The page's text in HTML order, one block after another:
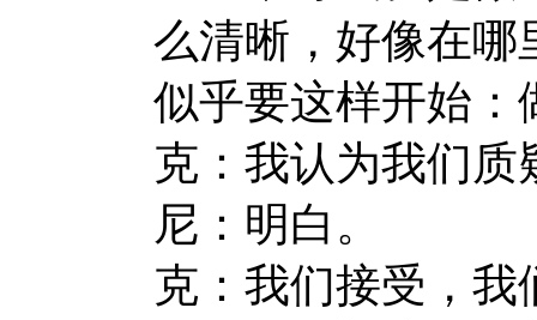
么清晰，好像在哪
似乎要这样开始：
克：我认为我们
尼：明白。
克：我们接受，